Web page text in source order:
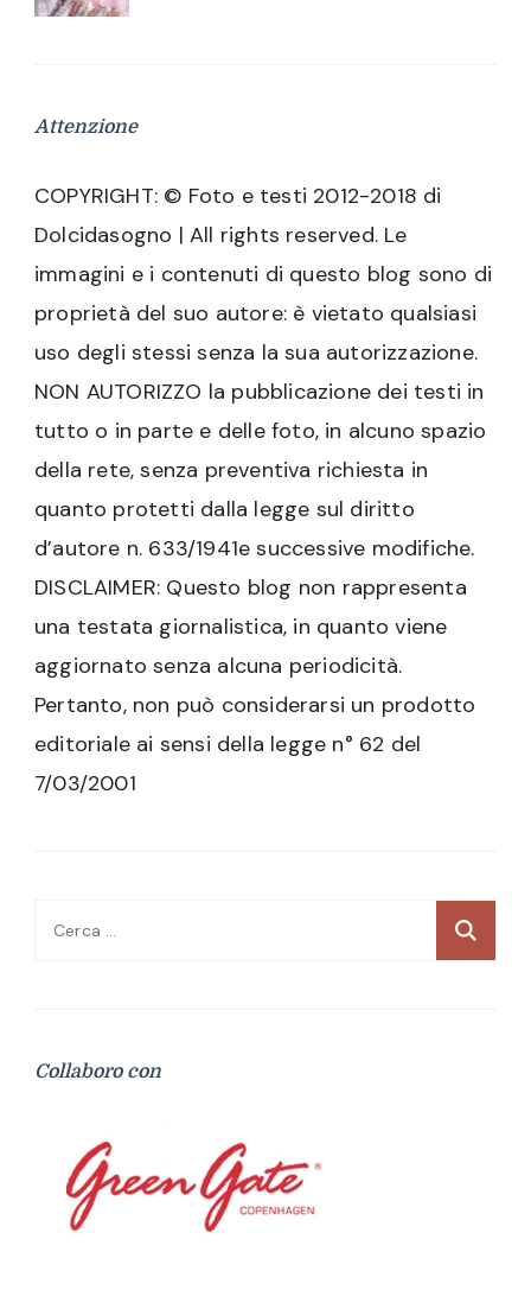
Attenzione
COPYRIGHT: © Foto e testi 2012-2018 di
Dolcidasogno | All rights reserved. Le
immagini e i contenuti di questo blog sono di
proprietà del suo autore: è vietato qualsiasi
uso degli stessi senza la sua autorizzazione.
NON AUTORIZZO la pubblicazione dei testi in
tutto o in parte e delle foto, in alcuno spazio
della rete, senza preventiva richiesta in
quanto protetti dalla legge sul diritto
d’autore n. 633/1941e successive modifiche.
DISCLAIMER: Questo blog non rappresenta
una testata giornalistica, in quanto viene
aggiornato senza alcuna periodicità.
Pertanto, non può considerarsi un prodotto
editoriale ai sensi della legge n° 62 del
7/03/2001
Ricerca
Collaboro con